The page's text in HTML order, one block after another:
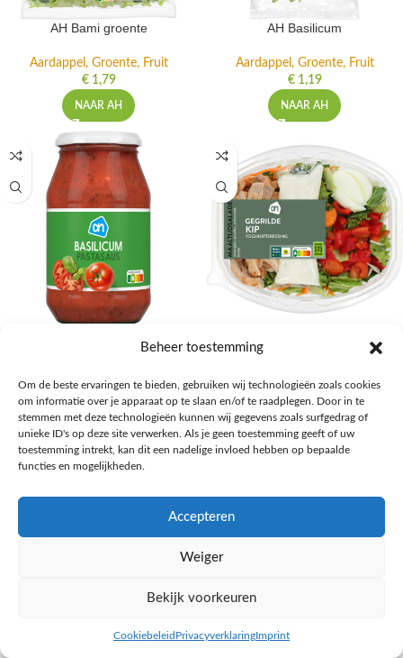
Beheer toestemming
Om de beste ervaringen te bieden, gebruiken wij technologieën zoals cookies
om informatie over je apparaat op te slaan en/of te raadplegen. Door in te
stemmen met deze technologieën kunnen wij gegevens zoals surfgedrag of
unieke ID's op deze site verwerken. Als je geen toestemming geeft of uw
toestemming intrekt, kan dit een nadelige invloed hebben op bepaalde
functies en mogelijkheden.
Accepteren
Weiger
Bekijk voorkeuren
Cookiebeleid PrivacyverklaringImprint
AH Bami groente
Aardappel, Groente, Fruit
€1,79
NAAR AH
AH Basilicum
Aardappel, Groente, Fruit
€1,19
NAAR AH
€1,59
NAAR AH
Salades,Pizza, Maaltijden
€3,39
NAAR AH